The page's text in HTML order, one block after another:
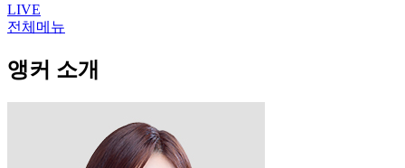
LIVE
전체메뉴
앵커 소개